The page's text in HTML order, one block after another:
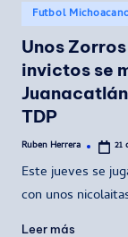
Publicado
en
Futbol
Unos
invictos se
TDP
Publicado
Ruben Herrera 21
Este jueves se
con unos
Leer más